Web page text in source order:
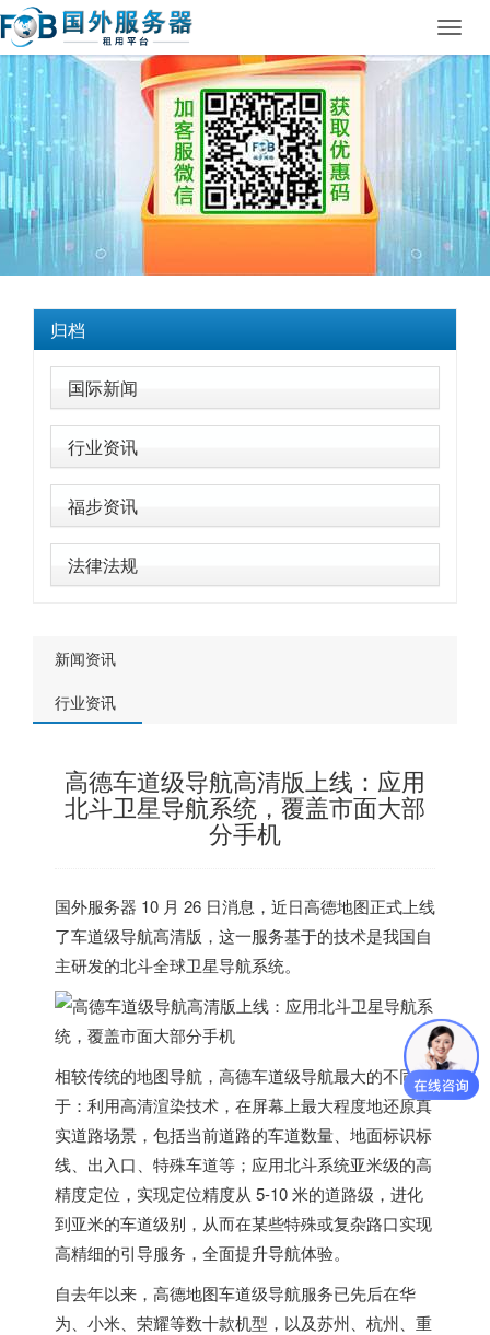
归档
国际新闻
行业资讯
福步资讯
法律法规
新闻资讯
行业资讯
高德车道级导航高清版上线：应用
北斗卫星导航系统，覆盖市面大部
分手机
国外服务器 10 月 26 日消息，近日高德地图正式上线
了车道级导航高清版，这一服务基于的技术是我国自
主研发的北斗全球卫星导航系统。
相较传统的地图导航，高德车道级导航最大的不同在
于：利用高清渲染技术，在屏幕上最大程度地还原真
实道路场景，包括当前道路的车道数量、地面标识标
线、出入口、特殊车道等； 应用北斗系统亚米级的高
精度定位，实现定位精度从 5-10 米的道路级 ，进化
到亚米的车道级别，从而在某些特殊或复杂路口实现
高精细的引导服务，全面提升导航体验。
自去年以来，高德地图车道级导航服务已先后在华
为、小米、荣耀等数十款机型，以及苏州、杭州、重